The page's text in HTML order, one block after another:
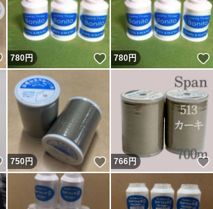
いいね！
780円 いいね！
780円
いいね！
750円 いいね！
766円